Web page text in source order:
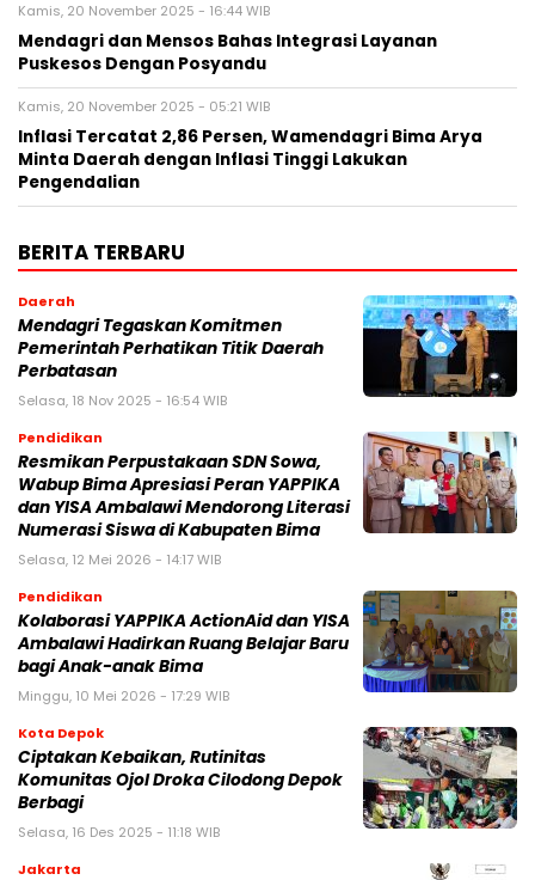
Kamis, 20 November 2025 - 16:44 WIB
Mendagri dan Mensos Bahas Integrasi Layanan
Puskesos Dengan Posyandu
Kamis, 20 November 2025 - 05:21 WIB
Inflasi Tercatat 2,86 Persen, Wamendagri Bima Arya
Minta Daerah dengan Inflasi Tinggi Lakukan
Pengendalian
BERITA TERBARU
Daerah
Mendagri Tegaskan Komitmen
Pemerintah Perhatikan Titik Daerah
Perbatasan
Selasa, 18 Nov 2025 - 16:54 WIB
Pendidikan
Resmikan Perpustakaan SDN Sowa,
Wabup Bima Apresiasi Peran YAPPIKA
dan YISA Ambalawi Mendorong Literasi
Numerasi Siswa di Kabupaten Bima
Selasa, 12 Mei 2026 - 14:17 WIB
Pendidikan
Kolaborasi YAPPIKA ActionAid dan YISA
Ambalawi Hadirkan Ruang Belajar Baru
bagi Anak-anak Bima
Minggu, 10 Mei 2026 - 17:29 WIB
Kota Depok
Ciptakan Kebaikan, Rutinitas
Komunitas Ojol Droka Cilodong Depok
Berbagi
Selasa, 16 Des 2025 - 11:18 WIB
Jakarta